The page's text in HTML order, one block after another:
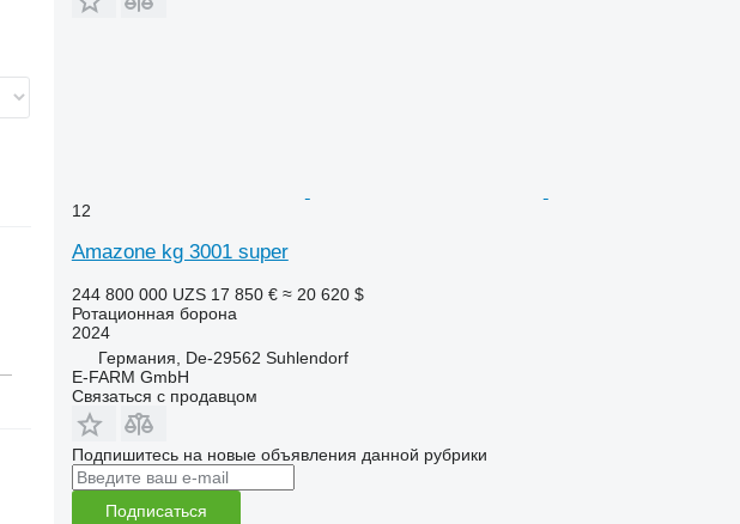
12
Amazone kg 3001 super
244 800 000 UZS 17 850 € ≈ 20 620 $
Ротационная борона
2024
Германия, De-29562 Suhlendorf
E-FARM GmbH
Связаться с продавцом
Подпишитесь на новые объявления данной рубрики
Подписаться